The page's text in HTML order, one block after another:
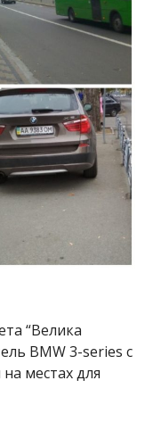
“Велика
BMW 3-series с
местах для